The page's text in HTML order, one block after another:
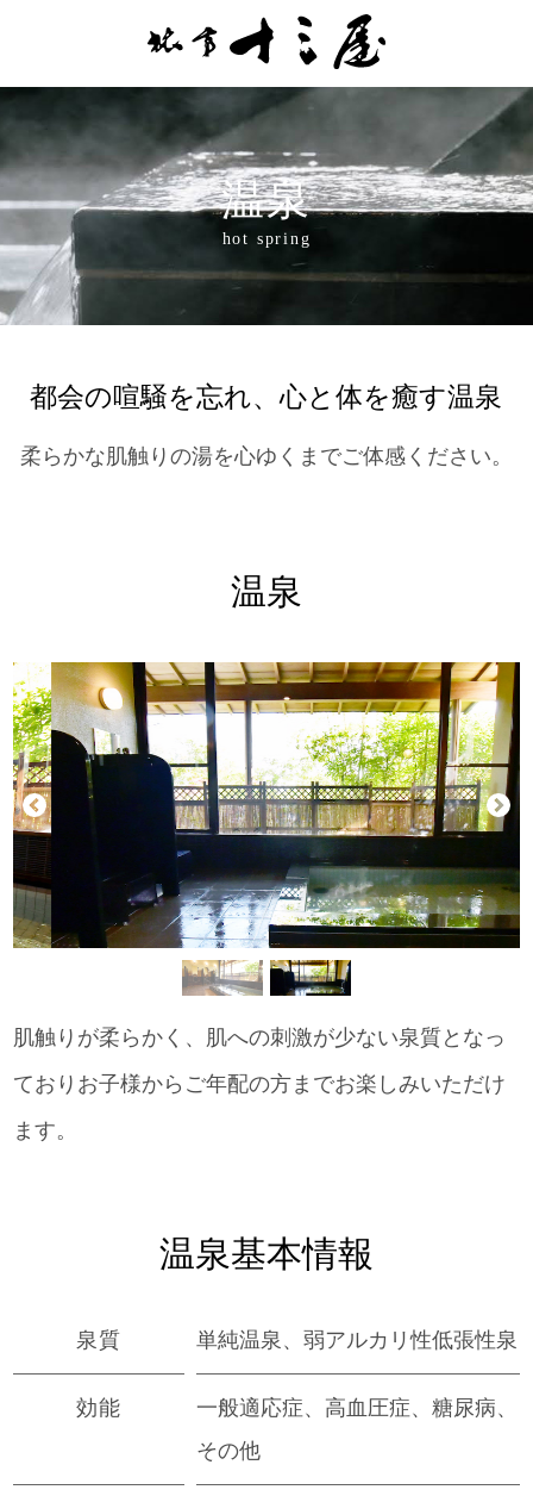
温泉
hot spring
都会の喧騒を忘れ、心と体を癒す温泉
柔らかな肌触りの湯を心ゆくまでご体感ください。
温泉
肌触りが柔らかく、肌への刺激が少ない泉質となっ
ておりお子様からご年配の方までお楽しみいただけ
ます。
温泉基本情報
泉質 単純温泉、弱アルカリ性低張性泉
効能
一般適応症、高血圧症、糖尿病、
その他